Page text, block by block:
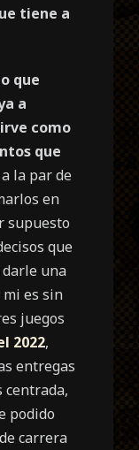
tiene a
que
a
como
que
a la par de
en
supuesto
que
una
es sin
juegos
2022,
entregas
centrada,
podido
carrera